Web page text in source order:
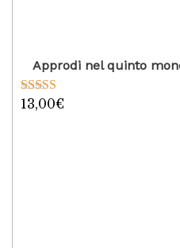
Approdi nel quinto
Valutato
13,00€